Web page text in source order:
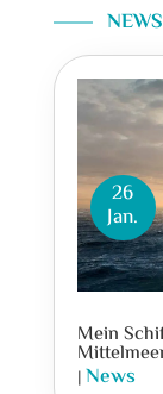
NEWS
Mein
26
Jan.
|News